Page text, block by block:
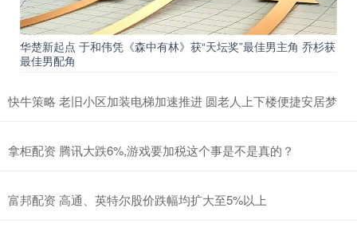
华楚新起点 于和伟凭《森中有林》获“天坛奖”最佳男主角 乔杉获
最佳男配角
快牛策略 老旧小区加装电梯加速推进 圆老人上下楼便捷安居梦
拿柜配资 腾讯大跌6%,游戏要加税这个事是不是真的？
富邦配资 高通、英特尔股价跌幅均扩大至5%以上